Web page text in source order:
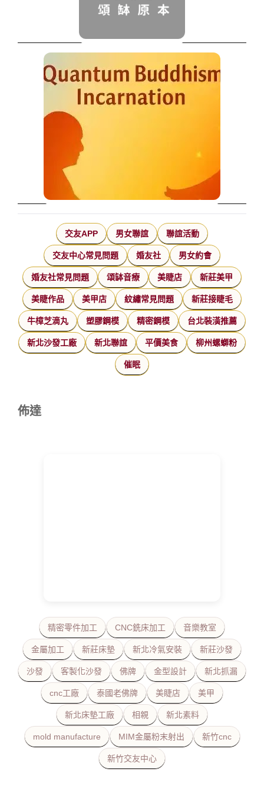
交友APP 男女聯誼 聯誼活動
交友中心常見問題 婚友社 男女約會
婚友社常見問題 頌缽音療 美睫店 新莊美甲
美睫作品 美甲店 紋繡常見問題 新莊接睫毛
牛樟芝滴丸 塑膠鋼模 精密鋼模 台北裝潢推薦
新北沙發工廠 新北聯誼 平價美食 柳州螺螄粉
催眠
佈達
精密零件加工 CNC銑床加工 音樂教室
金屬加工 新莊床墊 新北冷氣安裝 新莊沙發
沙發 客製化沙發 佛牌 金型設計 新北抓漏
cnc工廠 泰國老佛牌 美睫店 美甲
新北床墊工廠 相親 新北素料
mold manufacture MIM金屬粉末射出 新竹cnc
新竹交友中心